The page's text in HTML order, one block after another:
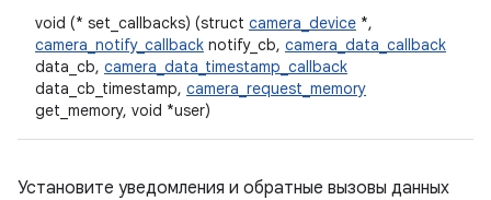
void (* set_callbacks) (struct camera_device *,
camera_notify_callback notify_cb, camera_data_callback
data_cb, camera_data_timestamp_callback
data_cb_timestamp, camera_request_memory
get_memory, void *user)
Установите уведомления и обратные вызовы данных